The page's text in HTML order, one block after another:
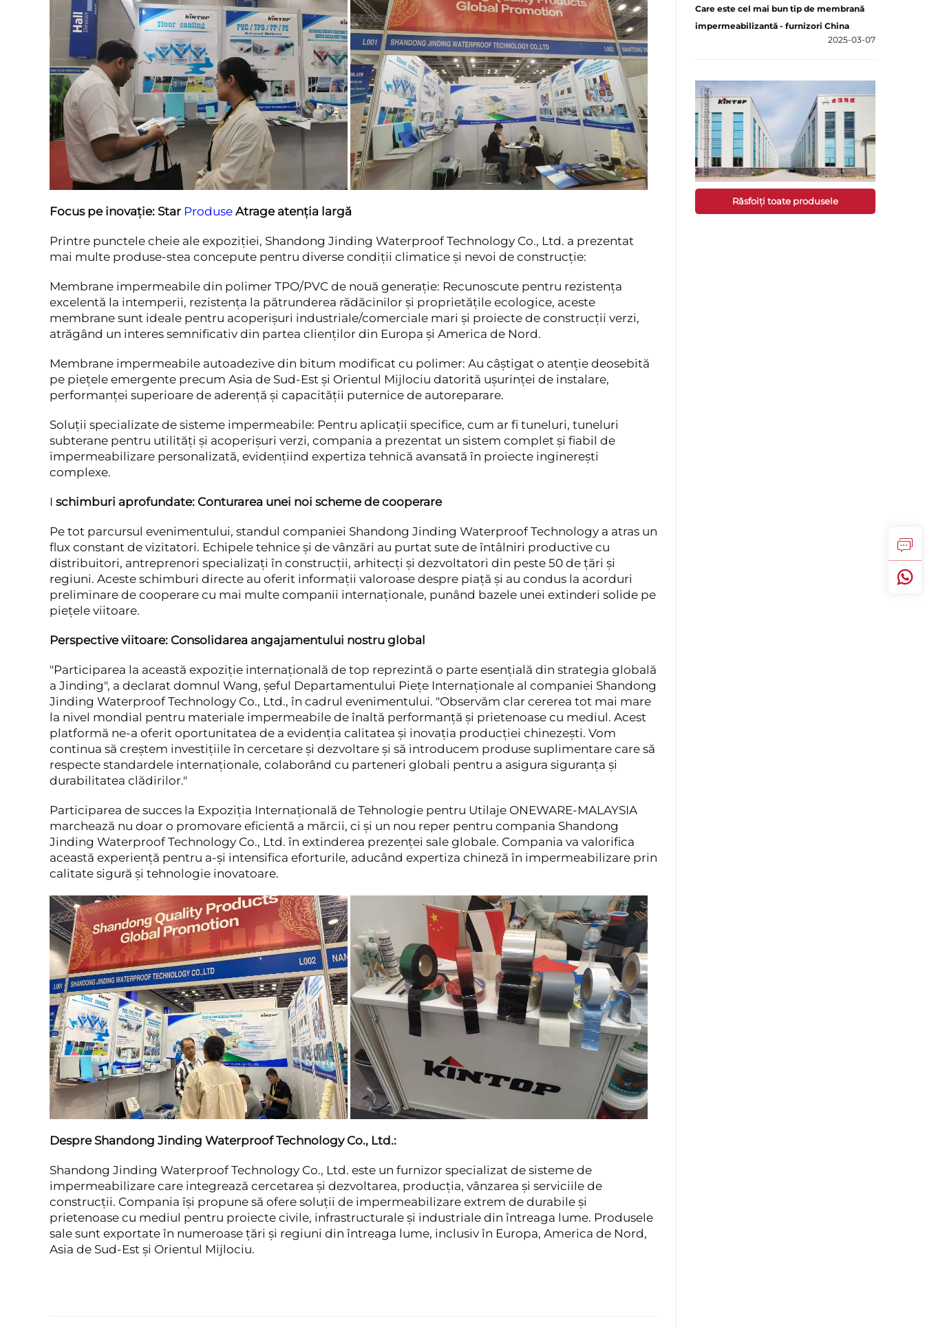
Focus pe inovație: Star Produse Atrage atenția largă
Printre punctele cheie ale expoziției, Shandong Jinding Waterproof Technology Co., Ltd. a prezentat
mai multe produse-stea concepute pentru diverse condiții climatice și nevoi de construcție:
Membrane impermeabile din polimer TPO/PVC de nouă generație: Recunoscute pentru rezistența
excelentă la intemperii, rezistența la pătrunderea rădăcinilor și proprietățile ecologice, aceste
membrane sunt ideale pentru acoperișuri industriale/comerciale mari și proiecte de construcții verzi,
atrăgând un interes semnificativ din partea clienților din Europa și America de Nord.
Membrane impermeabile autoadezive din bitum modificat cu polimer: Au câștigat o atenție deosebită
pe piețele emergente precum Asia de Sud-Est și Orientul Mijlociu datorită ușurinței de instalare,
performanței superioare de aderență și capacității puternice de autoreparare.
Soluții specializate de sisteme impermeabile: Pentru aplicații specifice, cum ar fi tuneluri, tuneluri
subterane pentru utilități și acoperișuri verzi, compania a prezentat un sistem complet și fiabil de
impermeabilizare personalizată, evidențiind expertiza tehnică avansată în proiecte inginerești
complexe.
I schimburi aprofundate: Conturarea unei noi scheme de cooperare
Pe tot parcursul evenimentului, standul companiei Shandong Jinding Waterproof Technology a atras un
flux constant de vizitatori. Echipele tehnice și de vânzări au purtat sute de întâlniri productive cu
distribuitori, antreprenori specializați în construcții, arhitecți și dezvoltatori din peste 50 de țări și
regiuni. Aceste schimburi directe au oferit informații valoroase despre piață și au condus la acorduri
preliminare de cooperare cu mai multe companii internaționale, punând bazele unei extinderi solide pe
piețele viitoare.
Perspective viitoare: Consolidarea angajamentului nostru global
"Participarea la această expoziție internațională de top reprezintă o parte esențială din strategia globală
a Jinding", a declarat domnul Wang, șeful Departamentului Piețe Internaționale al companiei Shandong
Jinding Waterproof Technology Co., Ltd., în cadrul evenimentului. "Observăm clar cererea tot mai mare
la nivel mondial pentru materiale impermeabile de înaltă performanță și prietenoase cu mediul. Acest
platformă ne-a oferit oportunitatea de a evidenția calitatea și inovația producției chinezești. Vom
continua să creștem investițiile în cercetare și dezvoltare și să introducem produse suplimentare care să
respecte standardele internaționale, colaborând cu parteneri globali pentru a asigura siguranța și
durabilitatea clădirilor."
Participarea de succes la Expoziția Internațională de Tehnologie pentru Utilaje ONEWARE-MALAYSIA
marchează nu doar o promovare eficientă a mărcii, ci și un nou reper pentru compania Shandong
Jinding Waterproof Technology Co., Ltd. în extinderea prezenței sale globale. Compania va valorifica
această experiență pentru a-și intensifica eforturile, aducând expertiza chineză în impermeabilizare prin
calitate sigură și tehnologie inovatoare.
Despre Shandong Jinding Waterproof Technology Co., Ltd.:
Shandong Jinding Waterproof Technology Co., Ltd. este un furnizor specializat de sisteme de
impermeabilizare care integrează cercetarea și dezvoltarea, producția, vânzarea și serviciile de
construcții. Compania își propune să ofere soluții de impermeabilizare extrem de durabile și
prietenoase cu mediul pentru proiecte civile, infrastructurale și industriale din întreaga lume. Produsele
sale sunt exportate în numeroase țări și regiuni din întreaga lume, inclusiv în Europa, America de Nord,
Asia de Sud-Est și Orientul Mijlociu.
Care este cel mai bun tip de membrană
impermeabilizantă - furnizori China
2025-03-07
Răsfoiți toate produsele